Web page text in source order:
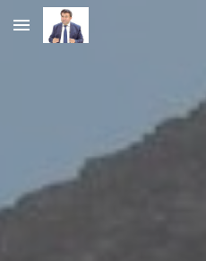
Skip to main content